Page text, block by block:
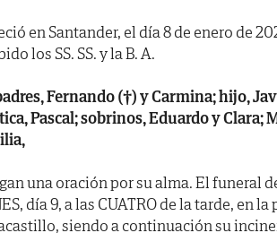
en Santander, el día 8 de enero de
los SS. SS. y la B. A.
Fernando (†) y Carmina; hijo,
Pascal; sobrinos, Eduardo y Clara;
una oración por su alma. El funeral
día 9, a las CUATRO de la tarde, en
siendo a continuación su